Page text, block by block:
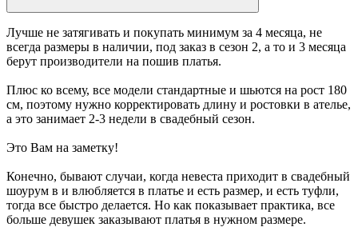
Лучше не затягивать и покупать минимум за 4 месяца, не
всегда размеры в наличии, под заказ в сезон 2, а то и 3 месяца
берут производители на пошив платья.
Плюс ко всему, все модели стандартные и шьются на рост 180
см, поэтому нужно корректировать длину и ростовки в ателье,
а это занимает 2-3 недели в свадебный сезон.
Это Вам на заметку!
Конечно, бывают случаи, когда невеста приходит в свадебный
шоурум в и влюбляется в платье и есть размер, и есть туфли,
тогда все быстро делается. Но как показывает практика, все
больше девушек заказывают платья в нужном размере.